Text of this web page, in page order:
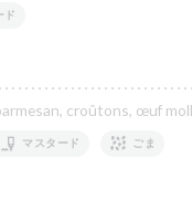
ド
croûtons, œuf
マスタード ごま